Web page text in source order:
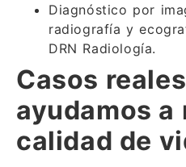
Diagnóstico por
radiografía y
DRN Radiología.
Casos
ayudamos a
calidad de